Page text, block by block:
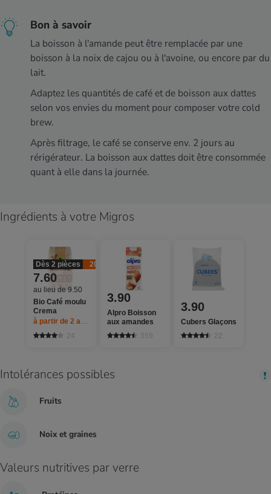
Bon à savoir
La boisson à l'amande peut être remplacée par une
boisson à la noix de cajou ou à l'avoine, ou encore par du
lait.
Adaptez les quantités de café et de boisson aux dattes
selon vos envies du moment pour composer votre cold
brew.
Après filtrage, le café se conserve env. 2 jours au
rérigérateur. La boisson aux dattes doit être consommée
quant à elle dans la journée.
Ingrédients à votre Migros
Dès 2 pièces 20%
7.60
au lieu de 9.50
Bio Café moulu
Crema
à partir de 2 articles, Offre valable du 6.8 au 12.8.2026, jusqu’à
24
3.90
Alpro Boisson
aux amandes
359
3.90
Cubers Glaçons
22
Intolérances possibles
Fruits
Noix et graines
Valeurs nutritives par verre